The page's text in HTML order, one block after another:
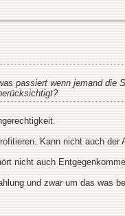
passiert wenn jemand
Kann nicht auch
nicht auch
und zwar um das was